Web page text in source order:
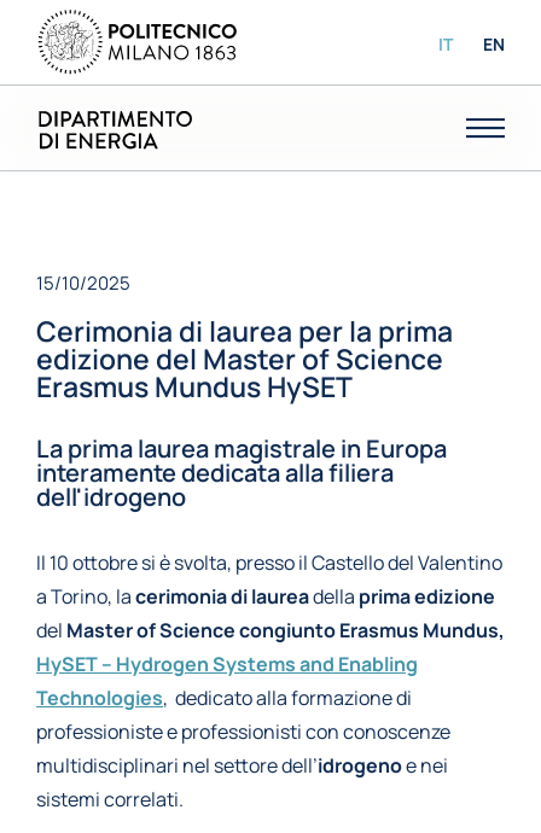
IT EN
15/10/2025
Cerimonia di laurea per la prima
edizione del Master of Science
Erasmus Mundus HySET
La prima laurea magistrale in Europa
interamente dedicata alla filiera
dell'idrogeno
Il 10 ottobre si è svolta, presso il Castello del Valentino
a Torino, lacerimonia di laureadella prima edizione
del Master of Science congiunto Erasmus Mundus,
HySET – Hydrogen Systems and Enabling
Technologies, dedicato alla formazione di
professioniste e professionisti con conoscenze
multidisciplinari nel settore dell’idrogenoe nei
sistemi correlati.